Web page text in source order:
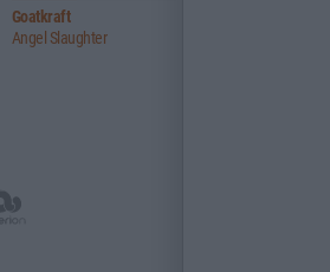
Goatkraft
Angel Slaughter